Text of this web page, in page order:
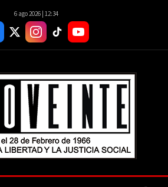
6 ago 2026 | 12:34